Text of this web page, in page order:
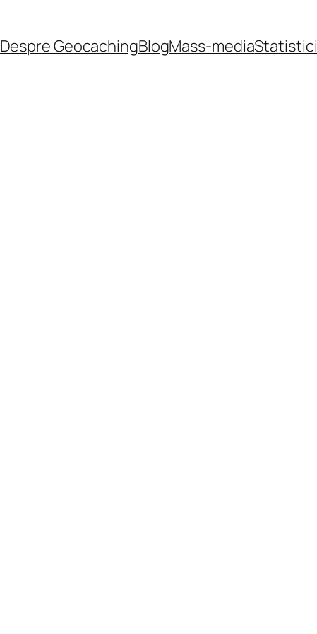
Despre GeocachingBlogMass-mediaStatistici